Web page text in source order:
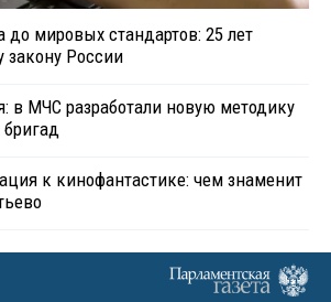
до мировых стандартов: 25 лет
России
в МЧС разработали новую методику
к кинофантастике: чем знаменит